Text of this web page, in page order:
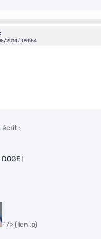
2014 à 09h54
écrit :
DOGE !
" /> (lien :p)